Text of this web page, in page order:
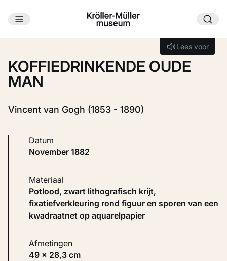
Ga naar hoofdinhoud
Lees voor
Lees voor
KOFFIEDRINKENDE OUDE
MAN
Vincent van Gogh (1853 - 1890)
Datum
november 1882
Materiaal
Potlood, zwart lithografisch krijt,
fixatiefverkleuring rond figuur en sporen van een
kwadraatnet op aquarelpapier
Afmetingen
49 × 28,3 cm